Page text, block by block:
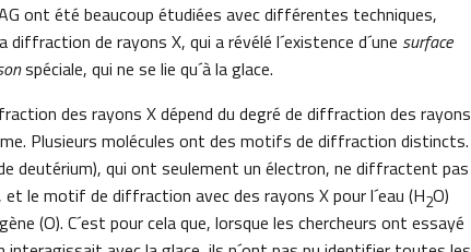
ont été beaucoup étudiées avec différentes techniques,
diffraction de rayons X, qui a révélé l´existence d´une surface
spéciale, qui ne se lie qu´à la glace.
des rayons X dépend du degré de diffraction des rayons
Plusieurs molécules ont des motifs de diffraction distincts.
deutérium), qui ont seulement un électron, ne diffractent pas
et le motif de diffraction avec des rayons X pour l´eau (H2O)
(O). C´est pour cela que, lorsque les chercheurs ont essayé